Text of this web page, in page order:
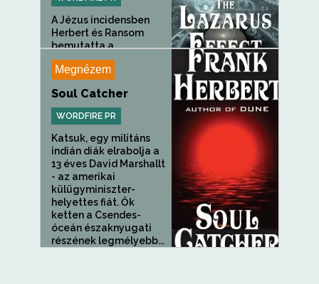
A Jézus incidensben
Herbert és Ransom
bemutatta a...
Megnézem
Soul Catcher
WORDFIRE PR
Katsuk, egy militáns
indián diák elrabolja a
13 éves David Marshallt
- az amerikai
külügyminiszter-
helyettes fiát. Ők
ketten a Csendes-
óceán északnyugati
részének legmélyebb...